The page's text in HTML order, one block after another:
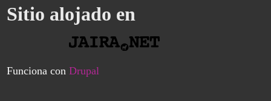
Sitio alojado en
Funciona con Drupal